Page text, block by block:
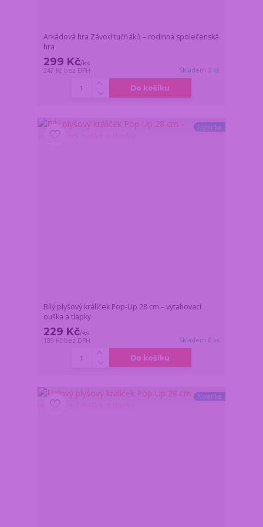
Arkádová hra Závod tučňáků – rodinná společenská
hra
299 Kč/ks
247 Kč bez DPH Skladem 3 ks
Do košíku
Novinka
Bílý plyšový králíček Pop-Up 28 cm – vytahovací
ouška a tlapky
229 Kč/ks
189 Kč bez DPH Skladem 6 ks
Do košíku
Novinka